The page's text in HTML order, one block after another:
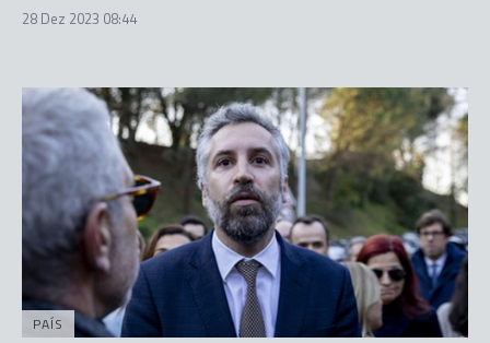
28 Dez 2023 08:44
PAÍS